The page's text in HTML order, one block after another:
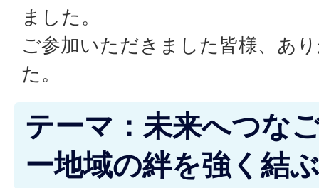
ました。
ご参加いただきました皆様、あ
た。
テーマ：未来へつな
ー地域の絆を強く結